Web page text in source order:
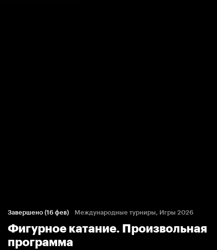
Завершено (16 фев) Международные турниры, Игры 2026
Фигурное катание. Произвольная
программа